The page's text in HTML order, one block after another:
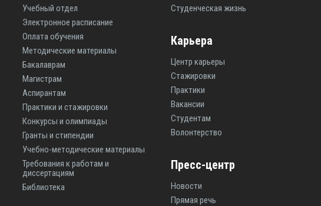
Учебный отдел
Электронное расписание
Оплата обучения
Методические материалы
Бакалаврам
Магистрам
Аспирантам
Практики и стажировки
Конкурсы и олимпиады
Гранты и стипендии
Учебно-методические материалы
Требования к работам и
диссертациям
Библиотека
Студенческая жизнь
Карьера
Центр карьеры
Стажировки
Практики
Вакансии
Студентам
Волонтерство
Пресс-центр
Новости
Прямая речь